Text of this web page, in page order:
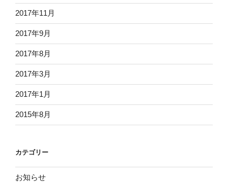
2017年11月
2017年9月
2017年8月
2017年3月
2017年1月
2015年8月
カテゴリー
お知らせ